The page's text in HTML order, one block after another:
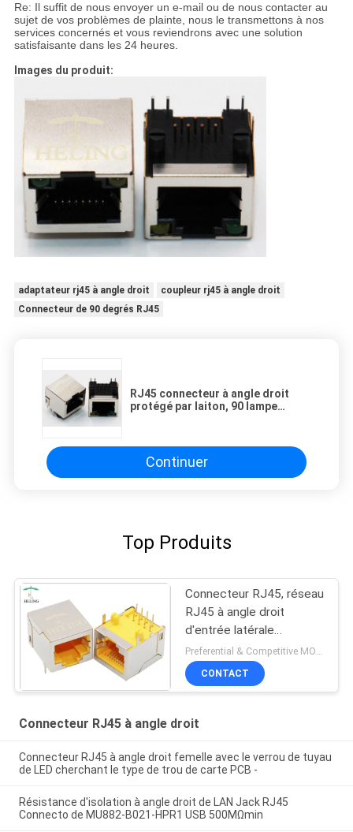
Re: Il suffit de nous envoyer un e-mail ou de nous contacter au
sujet de vos problèmes de plainte, nous le transmettons à nos
services concernés et vous reviendrons avec une solution
satisfaisante dans les 24 heures.
Images du produit:
adaptateur rj45 à angle droit
coupleur rj45 à angle droit
Connecteur de 90 degrés RJ45
RJ45 connecteur à angle droit
protégé par laiton, 90 lampe
Continuer
Top Produits
Connecteur RJ45, réseau
RJ45 à angle droit
d'entrée latérale
adaptateur de 90 degrésPreferential & Competitive MOQ:3000
CONTACT
Connecteur RJ45 à angle droit
Connecteur RJ45 à angle droit femelle avec le verrou de tuyau
de LED cherchant le type de trou de carte PCB -
Résistance d'isolation à angle droit de LAN Jack RJ45
Connecto de MU882-B021-HPR1 USB 500MΩmin